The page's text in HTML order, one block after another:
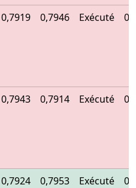
0,7919 0,7946 Exécuté
0,7943 0,7914 Exécuté
0,7924 0,7953 Exécuté